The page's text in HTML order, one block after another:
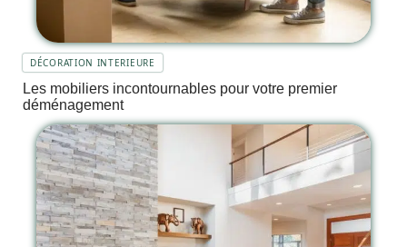
DÉCORATION INTERIEURE
Les mobiliers incontournables pour votre premier
déménagement